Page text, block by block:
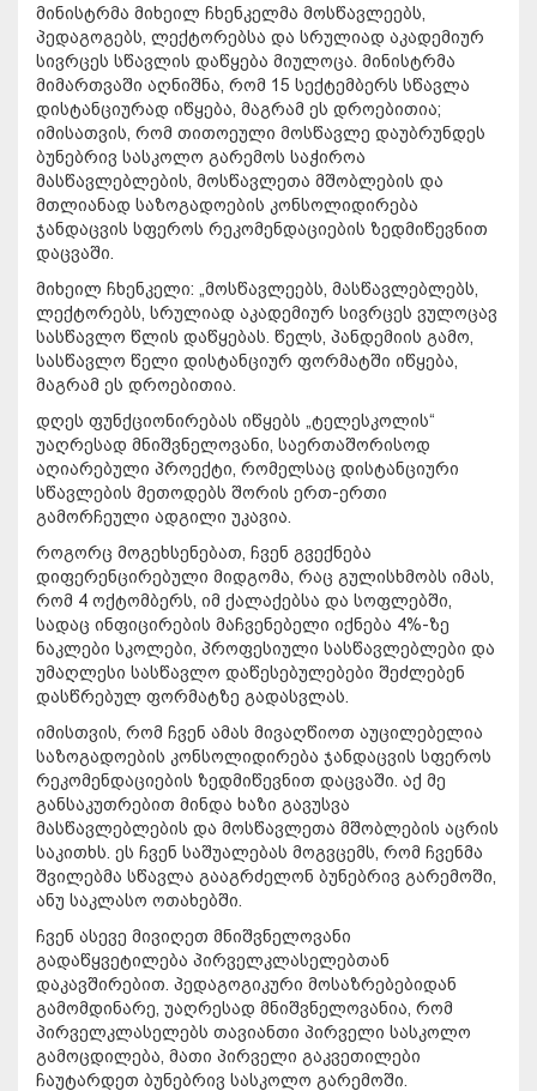
მინისტრმა მიხეილ ჩხენკელმა მოსწავლეებს,
პედაგოგებს, ლექტორებსა და სრულიად აკადემიურ
სივრცეს სწავლის დაწყება მიულოცა. მინისტრმა
მიმართვაში აღნიშნა, რომ 15 სექტემბერს სწავლა
დისტანციურად იწყება, მაგრამ ეს დროებითია;
იმისათვის, რომ თითოეული მოსწავლე დაუბრუნდეს
ბუნებრივ სასკოლო გარემოს საჭიროა
მასწავლებლების, მოსწავლეთა მშობლების და
მთლიანად საზოგადოების კონსოლიდირება
ჯანდაცვის სფეროს რეკომენდაციების ზედმიწევნით
დაცვაში.
მიხეილ ჩხენკელი: „მოსწავლეებს, მასწავლებლებს,
ლექტორებს, სრულიად აკადემიურ სივრცეს ვულოცავ
სასწავლო წლის დაწყებას. წელს, პანდემიის გამო,
სასწავლო წელი დისტანციურ ფორმატში იწყება,
მაგრამ ეს დროებითია.
დღეს ფუნქციონირებას იწყებს „ტელესკოლის“
უაღრესად მნიშვნელოვანი, საერთაშორისოდ
აღიარებული პროექტი, რომელსაც დისტანციური
სწავლების მეთოდებს შორის ერთ-ერთი
გამორჩეული ადგილი უკავია.
როგორც მოგეხსენებათ, ჩვენ გვექნება
დიფერენცირებული მიდგომა, რაც გულისხმობს იმას,
რომ 4 ოქტომბერს, იმ ქალაქებსა და სოფლებში,
სადაც ინფიცირების მაჩვენებელი იქნება 4%-ზე
ნაკლები სკოლები, პროფესიული სასწავლებლები და
უმაღლესი სასწავლო დაწესებულებები შეძლებენ
დასწრებულ ფორმატზე გადასვლას.
იმისთვის, რომ ჩვენ ამას მივაღწიოთ აუცილებელია
საზოგადოების კონსოლიდირება ჯანდაცვის სფეროს
რეკომენდაციების ზედმიწევნით დაცვაში. აქ მე
განსაკუთრებით მინდა ხაზი გავუსვა
მასწავლებლების და მოსწავლეთა მშობლების აცრის
საკითხს. ეს ჩვენ საშუალებას მოგვცემს, რომ ჩვენმა
შვილებმა სწავლა გააგრძელონ ბუნებრივ გარემოში,
ანუ საკლასო ოთახებში.
ჩვენ ასევე მივიღეთ მნიშვნელოვანი
გადაწყვეტილება პირველკლასელებთან
დაკავშირებით. პედაგოგიკური მოსაზრებებიდან
გამომდინარე, უაღრესად მნიშვნელოვანია, რომ
პირველკლასელებს თავიანთი პირველი სასკოლო
გამოცდილება, მათი პირველი გაკვეთილები
ჩაუტარდეთ ბუნებრივ სასკოლო გარემოში.